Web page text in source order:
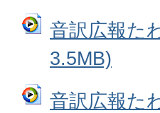
音訳広報た
3.5MB)
音訳広報た